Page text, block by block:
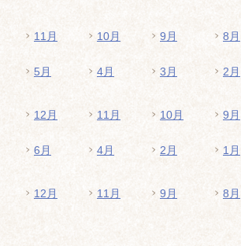
11月 10月 9月 8月
5月 4月 3月 2月
12月 11月 10月 9月
6月 4月 2月 1月
12月 11月 9月 8月